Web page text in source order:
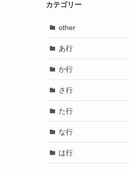
カテゴリー
other
あ行
か行
さ行
た行
な行
は行